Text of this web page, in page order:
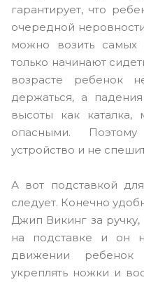
гарантирует, что
очередной
можно возить самых
только начинают
возрасте ребенок
держаться, а
высоты как каталка,
опасными.
устройство и не
А вот подставкой
следует. Конечно
Джип Викинг за
на подставке и он
движении
укреплять ножки и